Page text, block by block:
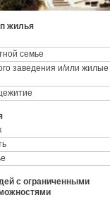
жилья
семье
заведения и/или жилые
с ограниченными